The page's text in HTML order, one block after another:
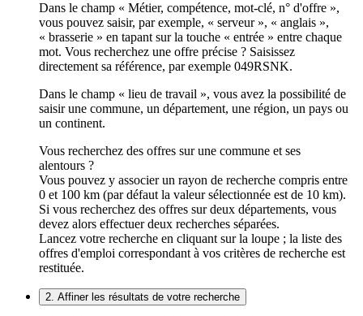
Dans le champ « Métier, compétence, mot-clé, n° d'offre »,
vous pouvez saisir, par exemple, « serveur », « anglais »,
« brasserie » en tapant sur la touche « entrée » entre chaque
mot. Vous recherchez une offre précise ? Saisissez
directement sa référence, par exemple 049RSNK.
Dans le champ « lieu de travail », vous avez la possibilité de
saisir une commune, un département, une région, un pays ou
un continent.
Vous recherchez des offres sur une commune et ses
alentours ?
Vous pouvez y associer un rayon de recherche compris entre
0 et 100 km (par défaut la valeur sélectionnée est de 10 km).
Si vous recherchez des offres sur deux départements, vous
devez alors effectuer deux recherches séparées.
Lancez votre recherche en cliquant sur la loupe ; la liste des
offres d'emploi correspondant à vos critères de recherche est
restituée.
2. Affiner les résultats de votre recherche